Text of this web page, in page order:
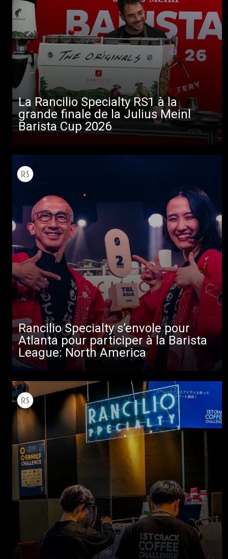
La Rancilio Specialty RS1 à la
grande finale de la Julius Meinl
Barista Cup 2026
Rancilio Specialty s’envole pour
Atlanta pour participer à la Barista
League: North America
Toutes
Produits
Nouvelles
Télécharger